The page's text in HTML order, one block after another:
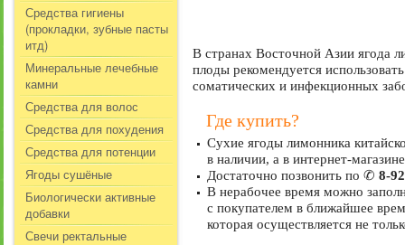
Средства гигиены
(прокладки, зубные пасты
итд)
Минеральные лечебные
камни
Средства для волос
Средства для похудения
Средства для потенции
Ягоды сушёные
Биологически активные
добавки
Свечи ректальные
В странах Восточной Азии ягода
плоды рекомендуется
соматических и инфекционных
Где купить?
Сухие ягоды лимонника
в наличии, а в интернет-
Достаточно позвонить по ✆ 8-
В нерабочее время можно
с покупателем в ближайшее
которая осуществляется не